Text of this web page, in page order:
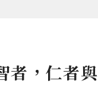
者，仁者